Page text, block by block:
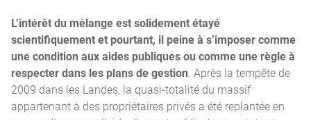
L’intérêt du mélange est solidement étayé
scientifiquement et pourtant, il peine à s’imposer comme
une condition aux aides publiques ou comme une règle à
respecter dans les plans de gestion . Après la tempête de
2009 dans les Landes, la quasi-totalité du massif
appartenant à des propriétaires privés a été replantée en